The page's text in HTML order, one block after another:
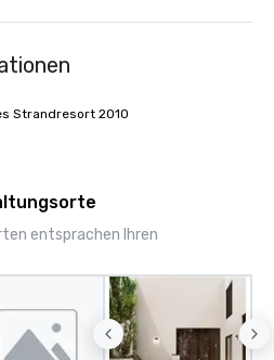
Strandresort 2010
entsprachen Ihren